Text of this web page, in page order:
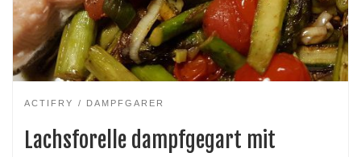
ACTIFRY DAMPFGARER
Lachsforelle dampfgegart mit